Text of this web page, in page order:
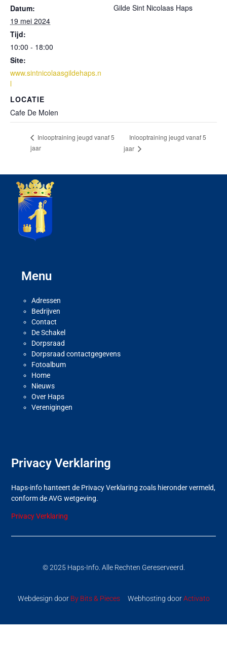
Datum:
19 mei 2024
Tijd:
10:00 - 18:00
Site:
www.sintnicolaasgildehaps.n
l
LOCATIE
Cafe De Molen
Gilde Sint Nicolaas Haps
Inlooptraining jeugd vanaf 5
jaar
Inlooptraining jeugd vanaf 5
jaar
Menu
Adressen
Bedrijven
Contact
De Schakel
Dorpsraad
Dorpsraad contactgegevens
Fotoalbum
Home
Nieuws
Over Haps
Verenigingen
Privacy Verklaring
Haps-info hanteert de Privacy Verklaring zoals hieronder vermeld,
conform de AVG wetgeving.
Privacy Verklaring
© 2025 Haps-Info. Alle Rechten Gereserveerd.
Webdesign door By Bits & PiecesWebhosting doorActivato